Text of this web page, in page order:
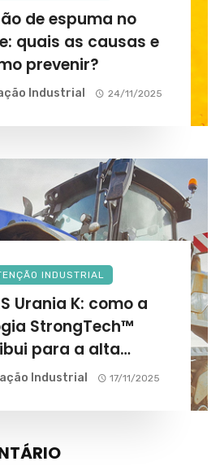
de espuma no
quais as causas e
prevenir?
Industrial 24/11/2025
INDUSTRIAL
Urania K: como a
StrongTech™
para a alta
na agricultura?
Industrial 17/11/2025